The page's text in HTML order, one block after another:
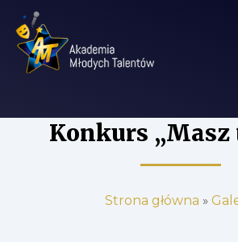
Konkurs „Masz
Strona główna »